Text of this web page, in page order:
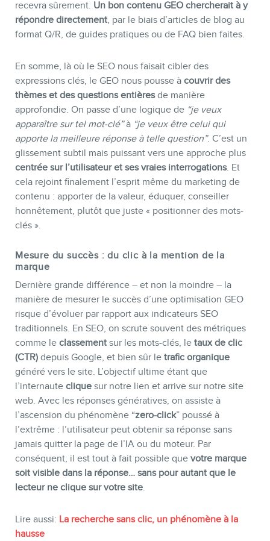
recevra sûrement. Un bon contenu GEO chercherait à y
répondre directement, par le biais d’articles de blog au
format Q/R, de guides pratiques ou de FAQ bien faites.
En somme, là où le SEO nous faisait cibler des
expressions clés, le GEO nous pousse à couvrir des
thèmes et des questions entièresde manière
approfondie. On passe d’une logique de “je veux
apparaître sur tel mot-clé”à “je veux être celui qui
apporte la meilleure réponse à telle question”. C’est un
glissement subtil mais puissant vers une approche plus
centrée sur l’utilisateur et ses vraies interrogations. Et
cela rejoint finalement l’esprit même du marketing de
contenu : apporter de la valeur, éduquer, conseiller
honnêtement, plutôt que juste « positionner des mots-
clés ».
Mesure du succès : du clic à la mention de la
marque
Dernière grande différence – et non la moindre – la
manière de mesurer le succès d’une optimisation GEO
risque d’évoluer par rapport aux indicateurs SEO
traditionnels. En SEO, on scrute souvent des métriques
comme le classement sur les mots-clés, le taux de clic
(CTR) depuis Google, et bien sûr le trafic organique
généré vers le site. L’objectif ultime étant que
l’internaute clique sur notre lien et arrive sur notre site
web. Avec les réponses génératives, on assiste à
l’ascension du phénomène “zero-click” poussé à
l’extrême : l’utilisateur peut obtenir sa réponse sans
jamais quitter la page de l’IA ou du moteur. Par
conséquent, il est tout à fait possible que votre marque
soit visible dans la réponse… sans pour autant que le
lecteur ne clique sur votre site.
Lire aussi: La recherche sans clic, un phénomène à la
hausse